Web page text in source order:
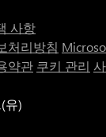
사항
처리방침
약관 쿠키 관리
유)